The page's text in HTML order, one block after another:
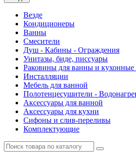
Везде
Кондиционеры
Ванны
Смесители
Душ - Кабины - Ограждения
Унитазы, биде, писсуары
Раковины для ванны и
Инсталляции
Мебель для ванной
Полотенцесушители -
Аксессуары для ванной
Аксессуары для кухни
Сифоны и слив-переливы
Комплектующие